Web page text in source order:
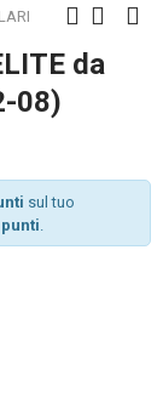
da
08)
sul tuo
punti